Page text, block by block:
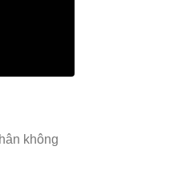
không